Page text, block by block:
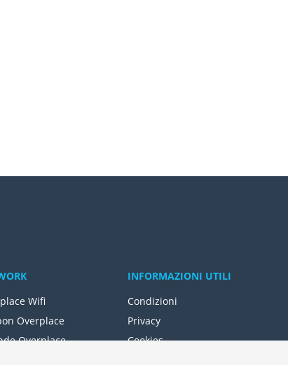
Wifi
Overplace
Overplace
INFORMAZIONI UTILI
Condizioni
Privacy
Cookies